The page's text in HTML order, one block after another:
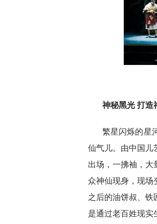
神秘黑光 打造
繁星闪烁的星
仙气儿。由中国儿
出场，一拂袖，大
众神仙现身，现场
之后的油饼叔、
是通过老百姓现